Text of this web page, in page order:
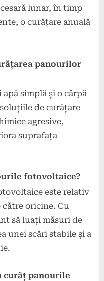
lunar, în timp
o curățare anuală
panourilor
simplă și o cârpă
de curățare
agresive,
suprafața
fotovoltaice?
este relativ
oricine. Cu
să luați măsuri de
unei scări stabile și a
curăț panourile